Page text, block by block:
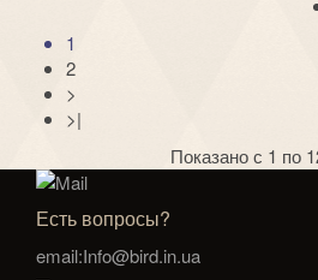
1
2
>
>|
Показано с 1 по
Есть вопросы?
email:Info@bird.in.ua